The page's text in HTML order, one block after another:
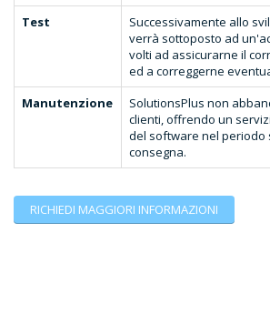
Test
Successivamente allo
verrà sottoposto ad
volti ad assicurarne il
ed a correggerne
Manutenzione
SolutionsPlus non
clienti, offrendo un
del software nel periodo
consegna.
RICHIEDI MAGGIORI INFORMAZIONI